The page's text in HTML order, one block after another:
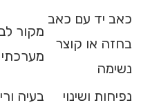
כאב יד עם כאב
בחזה או קוצר
נשימה
מקור
נפיחות ושינוי
בעיה